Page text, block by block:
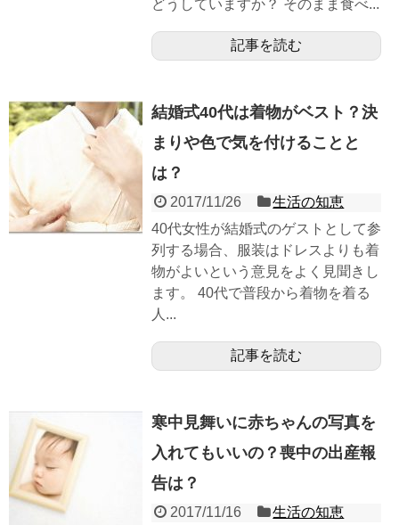
どうしていますか？ そのまま食べ...
記事を読む
結婚式40代は着物がベスト？決
まりや色で気を付けることと
は？
2017/11/26
生活の知恵
40代女性が結婚式のゲストとして参
列する場合、服装はドレスよりも着
物がよいという意見をよく見聞きし
ます。 40代で普段から着物を着る
人...
記事を読む
寒中見舞いに赤ちゃんの写真を
入れてもいいの？喪中の出産報
告は？
2017/11/16 生活の知恵